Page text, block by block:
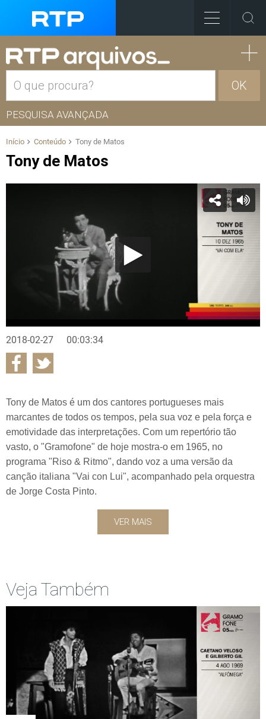
OK
PESQUISA AVANÇADA
Início Conteúdo Tony de Matos
Tony de Matos
2018-02-27 00:03:34
Tony de Matos é um dos cantores portugueses mais
marcantes de todos os tempos, pela sua voz e pela força e
emotividade das interpretações. Com um repertório tão
vasto, o "Gramofone" de hoje mostra-o em 1965, no
programa "Riso & Ritmo", dando voz a uma versão da
canção italiana "Vai con Lui", acompanhado pela orquestra
de Jorge Costa Pinto.
VER MAIS
Veja Também